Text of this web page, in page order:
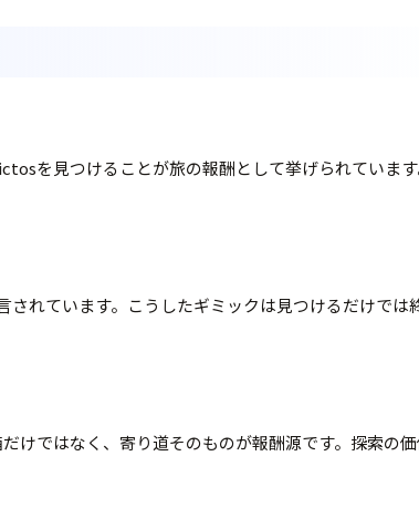
を見つけることが旅の報酬として挙げられていま
れています。こうしたギミックは見つけるだけでは
けではなく、寄り道そのものが報酬源です。探索の